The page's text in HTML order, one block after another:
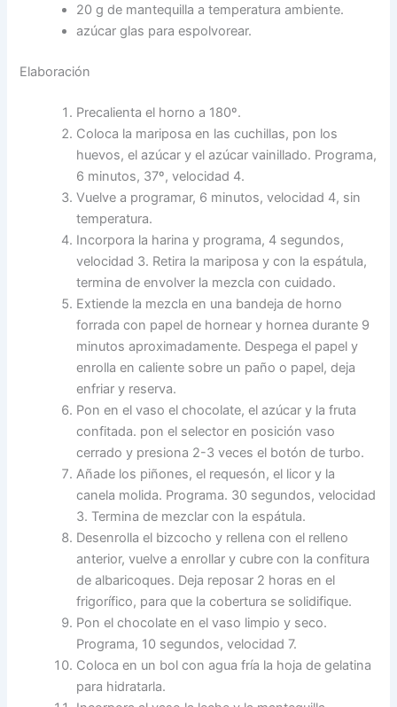
20 g de mantequilla a temperatura ambiente.
azúcar glas para espolvorear.
Elaboración
Precalienta el horno a 180º.
Coloca la mariposa en las cuchillas, pon los
huevos, el azúcar y el azúcar vainillado. Programa,
6 minutos, 37º, velocidad 4.
Vuelve a programar, 6 minutos, velocidad 4, sin
temperatura.
Incorpora la harina y programa, 4 segundos,
velocidad 3. Retira la mariposa y con la espátula,
termina de envolver la mezcla con cuidado.
Extiende la mezcla en una bandeja de horno
forrada con papel de hornear y hornea durante 9
minutos aproximadamente. Despega el papel y
enrolla en caliente sobre un paño o papel, deja
enfriar y reserva.
Pon en el vaso el chocolate, el azúcar y la fruta
confitada. pon el selector en posición vaso
cerrado y presiona 2-3 veces el botón de turbo.
Añade los piñones, el requesón, el licor y la
canela molida. Programa. 30 segundos, velocidad
3. Termina de mezclar con la espátula.
Desenrolla el bizcocho y rellena con el relleno
anterior, vuelve a enrollar y cubre con la confitura
de albaricoques. Deja reposar 2 horas en el
frigorífico, para que la cobertura se solidifique.
Pon el chocolate en el vaso limpio y seco.
Programa, 10 segundos, velocidad 7.
Coloca en un bol con agua fría la hoja de gelatina
para hidratarla.